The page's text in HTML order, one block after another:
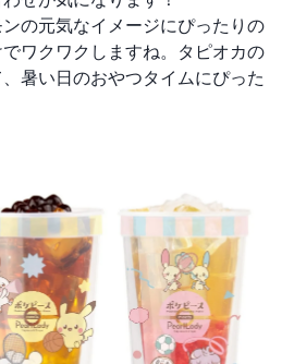
の元気なイメージにぴったりの
ワクワクしますね。タピオカの
暑い日のおやつタイムにぴった